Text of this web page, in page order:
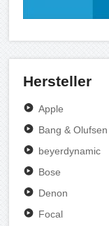
Hersteller
Apple
Bang & Olufsen
beyerdynamic
Bose
Denon
Focal